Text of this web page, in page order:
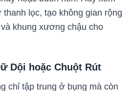
lọc, tạo không gian rộng
khung xương chậu cho
Dội hoặc Chuột Rút
chỉ tập trung ở bụng mà còn